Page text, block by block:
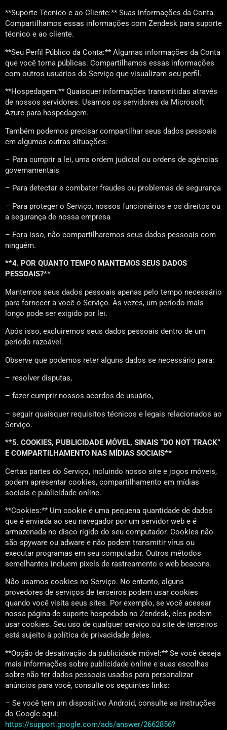
**Suporte Técnico e ao Cliente:** Suas informações da Conta.
Compartilhamos essas informações com Zendesk para suporte
técnico e ao cliente.
**Seu Perfil Público da Conta:** Algumas informações da Conta
que você torna públicas. Compartilhamos essas informações
com outros usuários do Serviço que visualizam seu perfil.
**Hospedagem:** Quaisquer informações transmitidas através
de nossos servidores. Usamos os servidores da Microsoft
Azure para hospedagem.
Também podemos precisar compartilhar seus dados pessoais
em algumas outras situações:
– Para cumprir a lei, uma ordem judicial ou ordens de agências
governamentais
– Para detectar e combater fraudes ou problemas de segurança
– Para proteger o Serviço, nossos funcionários e os direitos ou
a segurança de nossa empresa
– Fora isso, não compartilharemos seus dados pessoais com
ninguém.
**4. POR QUANTO TEMPO MANTEMOS SEUS DADOS
PESSOAIS?**
Mantemos seus dados pessoais apenas pelo tempo necessário
para fornecer a você o Serviço. Às vezes, um período mais
longo pode ser exigido por lei.
Após isso, excluiremos seus dados pessoais dentro de um
período razoável.
Observe que podemos reter alguns dados se necessário para:
– resolver disputas,
– fazer cumprir nossos acordos de usuário,
– seguir quaisquer requisitos técnicos e legais relacionados ao
Serviço.
**5. COOKIES, PUBLICIDADE MÓVEL, SINAIS “DO NOT TRACK”
E COMPARTILHAMENTO NAS MÍDIAS SOCIAIS**
Certas partes do Serviço, incluindo nosso site e jogos móveis,
podem apresentar cookies, compartilhamento em mídias
sociais e publicidade online.
**Cookies:** Um cookie é uma pequena quantidade de dados
que é enviada ao seu navegador por um servidor web e é
armazenada no disco rígido do seu computador. Cookies não
são spyware ou adware e não podem transmitir vírus ou
executar programas em seu computador. Outros métodos
semelhantes incluem pixels de rastreamento e web beacons.
Não usamos cookies no Serviço. No entanto, alguns
provedores de serviços de terceiros podem usar cookies
quando você visita seus sites. Por exemplo, se você acessar
nossa página de suporte hospedada no Zendesk, eles podem
usar cookies. Seu uso de qualquer serviço ou site de terceiros
está sujeito à política de privacidade deles.
**Opção de desativação da publicidade móvel:** Se você deseja
mais informações sobre publicidade online e suas escolhas
sobre não ter dados pessoais usados para personalizar
anúncios para você, consulte os seguintes links:
– Se você tem um dispositivo Android, consulte as instruções
do Google aqui:
https://support.google.com/ads/answer/2662856?